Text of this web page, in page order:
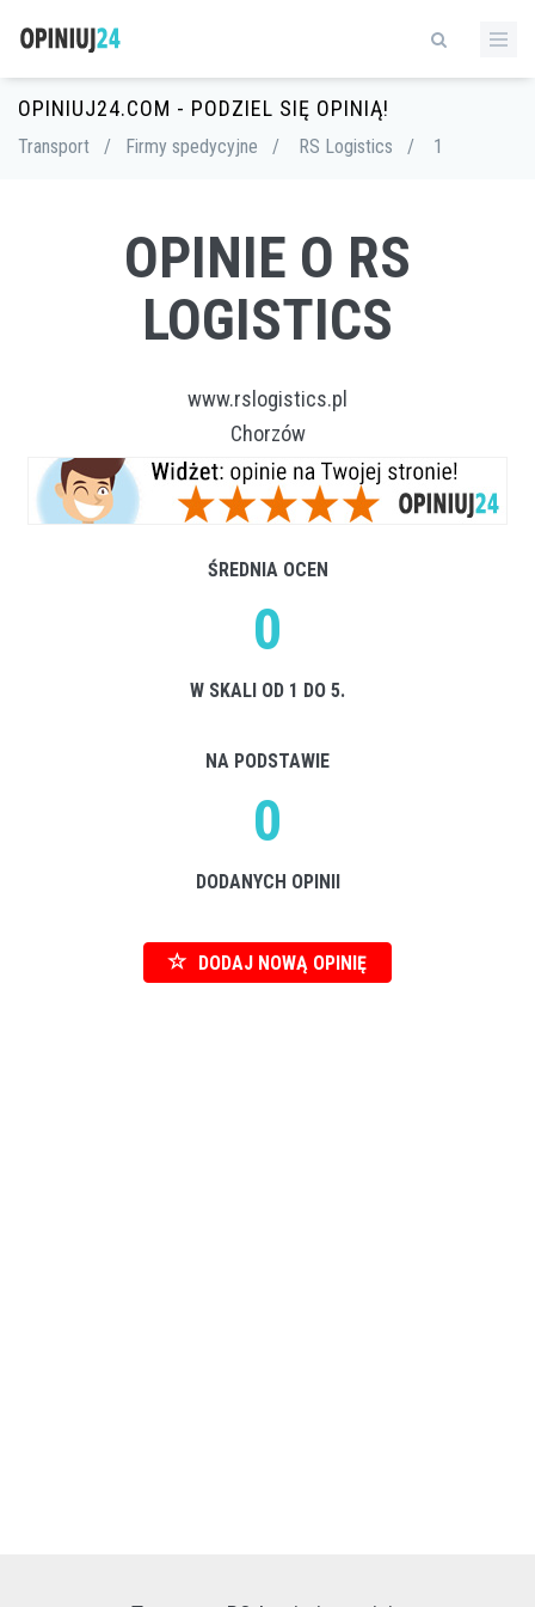
OPINIUJ24.COM - PODZIEL SIĘ OPINIĄ!
Transport / Firmy spedycyjne / RS Logistics / 1
OPINIE O RS
LOGISTICS
www.rslogistics.pl
Chorzów
ŚREDNIA OCEN
0
W SKALI OD 1 DO 5.
NA PODSTAWIE
0
DODANYCH OPINII
DODAJ NOWĄ OPINIĘ